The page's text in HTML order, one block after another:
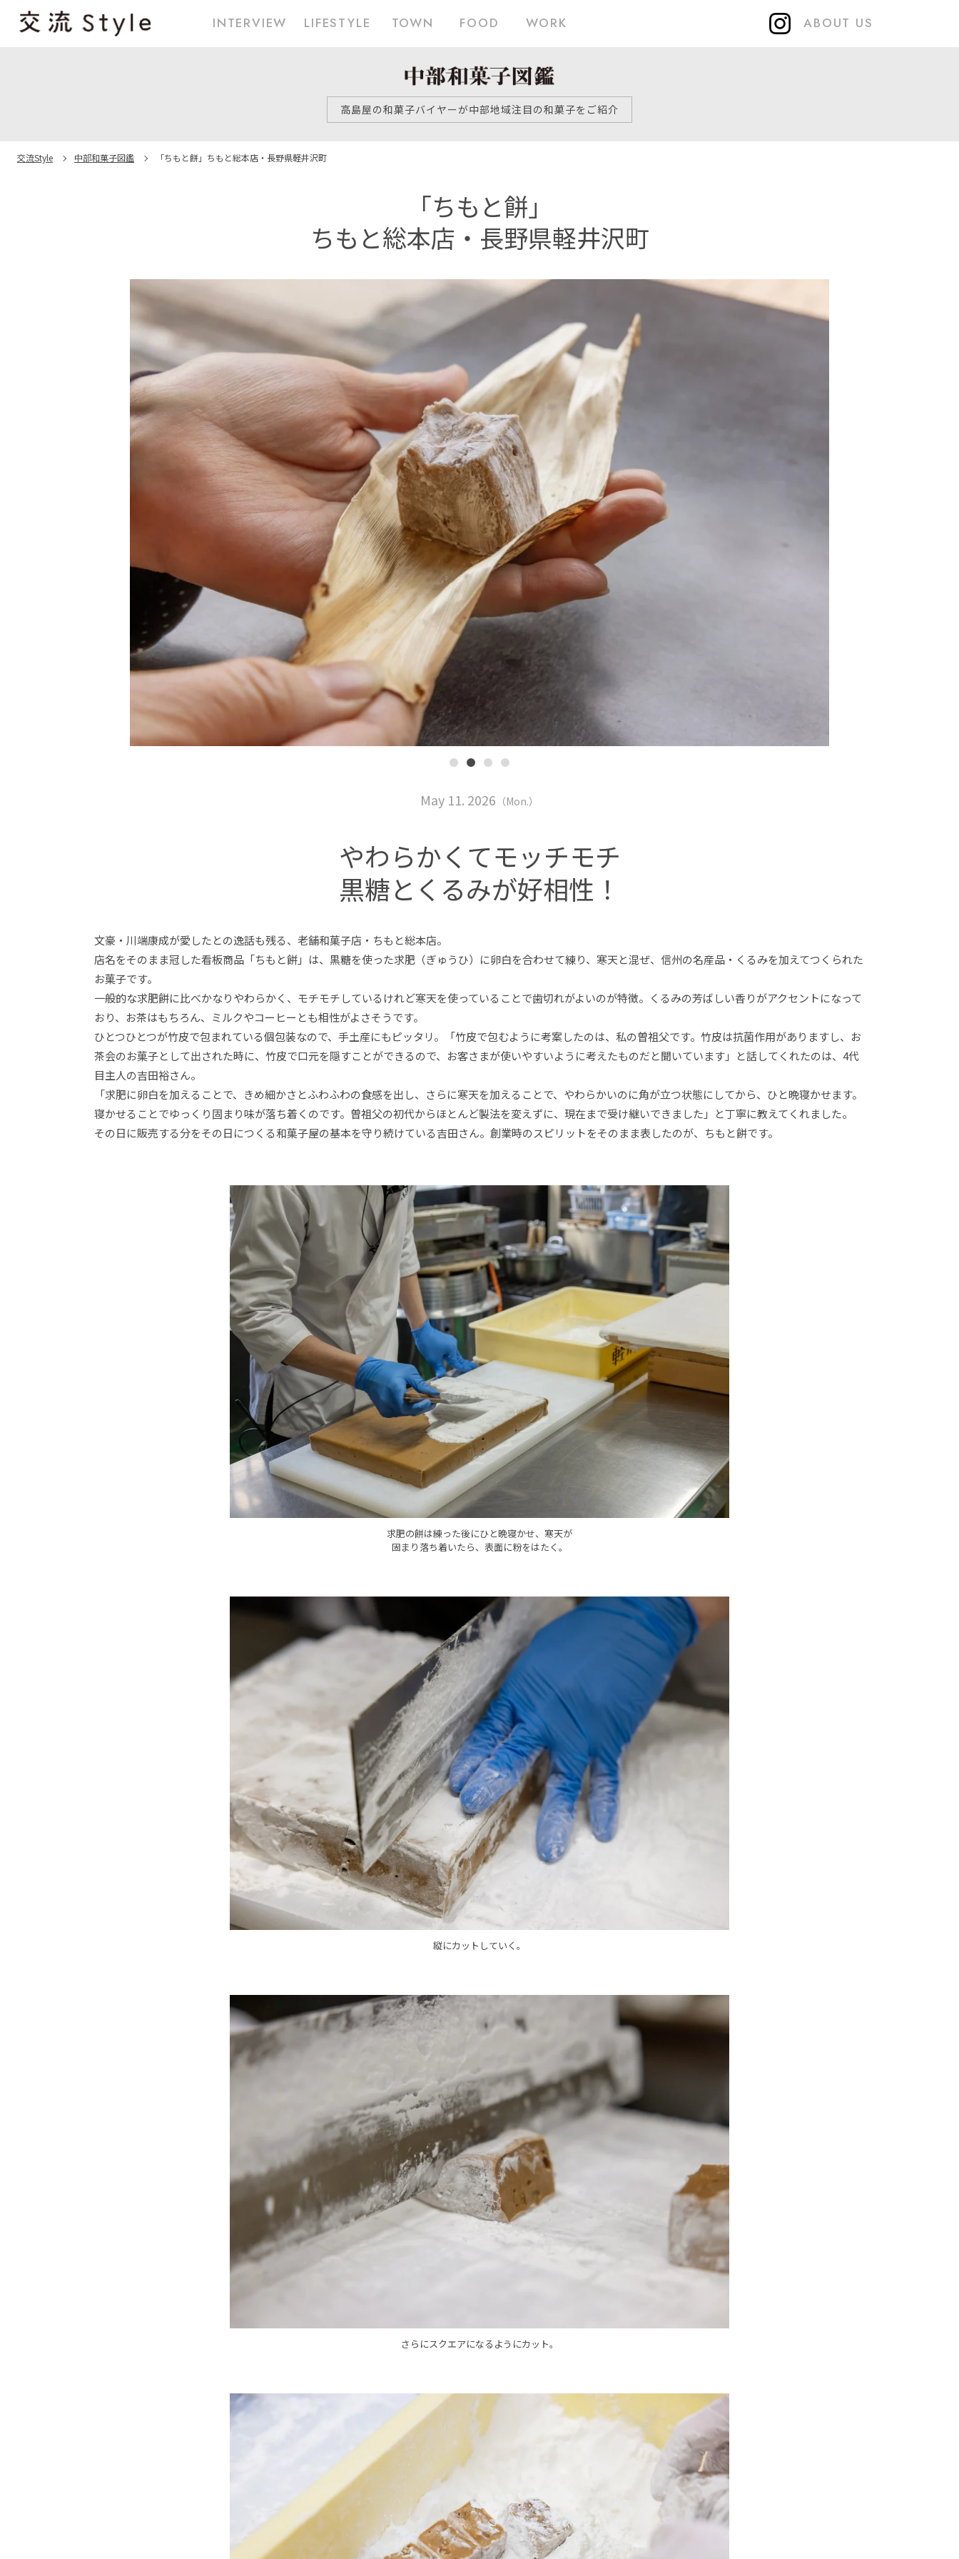
INTERVIEW LIFESTYLE TOWN FOOD WORK ABOUT US
高島屋の和菓子バイヤーが中部地域注目の和菓子をご紹介
交流Style 中部和菓子図鑑 「ちもと餅」 ちもと総本店・長野県軽井沢町
「ちもと餅」
ちもと総本店・長野県軽井沢町
May 11. 2026 （Mon.）
やわらかくてモッチモチ
黒糖とくるみが好相性！
文豪・川端康成が愛したとの逸話も残る、老舗和菓子店・ちもと総本店。
店名をそのまま冠した看板商品「ちもと餅」は、黒糖を使った求肥（ぎゅうひ）に卵白を合わせて練り、寒天と混ぜ、信州の名産品・くるみを加えてつくられた
お菓子です。
一般的な求肥餅に比べかなりやわらかく、モチモチしているけれど寒天を使っていることで歯切れがよいのが特徴。くるみの芳ばしい香りがアクセントになって
おり、お茶はもちろん、ミルクやコーヒーとも相性がよさそうです。
ひとつひとつが竹皮で包まれている個包装なので、手土産にもピッタリ。「竹皮で包むように考案したのは、私の曽祖父です。竹皮は抗菌作用がありますし、お
茶会のお菓子として出された時に、竹皮で口元を隠すことができるので、お客さまが使いやすいように考えたものだと聞いています」と話してくれたのは、4代
目主人の吉田裕さん。
「求肥に卵白を加えることで、きめ細かさとふわふわの食感を出し、さらに寒天を加えることで、やわらかいのに角が立つ状態にしてから、ひと晩寝かせます。
寝かせることでゆっくり固まり味が落ち着くのです。曽祖父の初代からほとんど製法を変えずに、現在まで受け継いできました」と丁寧に教えてくれました。
その日に販売する分をその日につくる和菓子屋の基本を守り続けている吉田さん。創業時のスピリットをそのまま表したのが、ちもと餅です。
求肥の餅は練った後にひと晩寝かせ、寒天が
固まり落ち着いたら、表面に粉をはたく。
縦にカットしていく。
さらにスクエアになるようにカット。